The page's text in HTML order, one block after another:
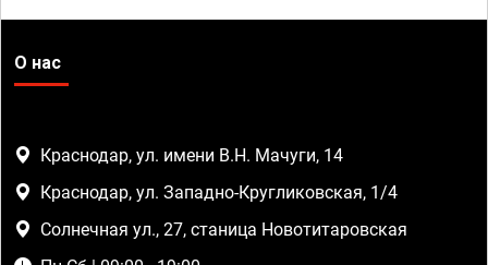
О нас
Краснодар, ул. имени В.Н. Мачуги, 14
Краснодар, ул. Западно-Кругликовская, 1/4
Солнечная ул., 27, станица Новотитаровская